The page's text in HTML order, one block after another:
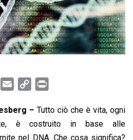
a
l
p
y
L
i
n
t
– Tutto ciò che è vita, ogni
è costruito in base alle
nel DNA. Che cosa significa?